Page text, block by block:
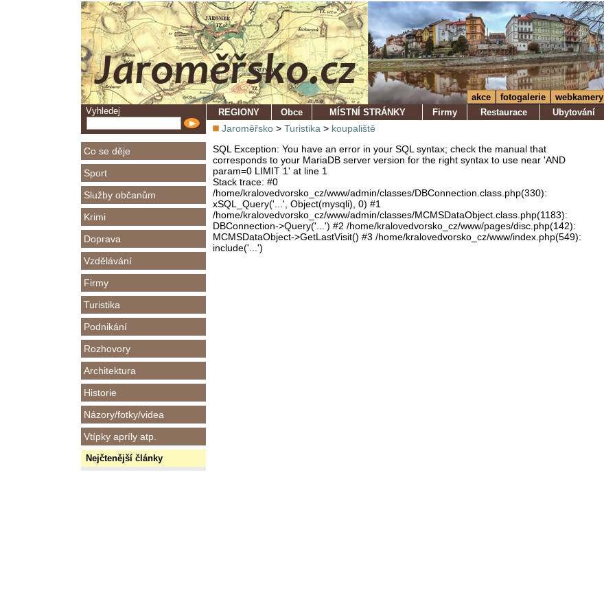
Vyhledej
Co se děje
Sport
Služby občanům
Krimi
Doprava
Vzdělávání
Firmy
Turistika
Podnikání
Rozhovory
Architektura
Historie
Názory/fotky/videa
Vtípky apríly atp.
Nejčtenější články
akce fotogalerie
webkamery
REGIONY
Obce MÍSTNÍ STRÁNKY Firmy Restaurace Ubytování
Jaroměřsko > Turistika > koupaliště
SQL Exception: You have an error in your SQL syntax; check the manual that
corresponds to your MariaDB server version for the right syntax to use near 'AND
param=0 LIMIT 1' at line 1
Stack trace: #0
/home/kralovedvorsko_cz/www/admin/classes/DBConnection.class.php(330):
xSQL_Query('...', Object(mysqli), 0) #1
/home/kralovedvorsko_cz/www/admin/classes/MCMSDataObject.class.php(1183):
DBConnection->Query('...') #2 /home/kralovedvorsko_cz/www/pages/disc.php(142):
MCMSDataObject->GetLastVisit() #3 /home/kralovedvorsko_cz/www/index.php(549):
include('...')